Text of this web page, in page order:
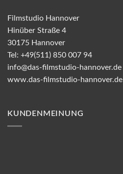
Filmstudio Hannover
Hinüber Straße 4
30175 Hannover
Tel: +49(511) 850 007 94
info@das-filmstudio-hannover.de
www.das-filmstudio-hannover.de
KUNDENMEINUNG